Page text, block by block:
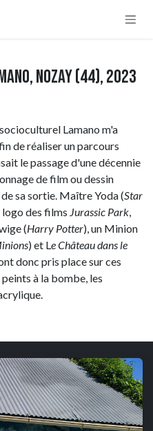
Nozay (44), 2023
Lamano m'a
de réaliser un parcours
le passage d'une décennie
de film ou dessin
sa sortie. Maître Yoda (Star
logo des films Jurassic Park,
(Harry Potter), un Minion
) et Le Château dans le
donc pris place sur ces
à la bombe, les